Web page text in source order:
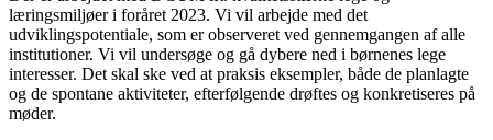
læringsmiljøer i foråret 2023. Vi vil arbejde med det
udviklingspotentiale, som er observeret ved gennemgangen af alle
institutioner. Vi vil undersøge og gå dybere ned i børnenes lege
interesser. Det skal ske ved at praksis eksempler, både de planlagte
og de spontane aktiviteter, efterfølgende drøftes og konkretiseres på
møder.